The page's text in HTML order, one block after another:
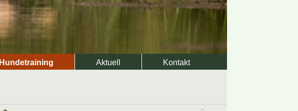
Hundetraining Aktuell Kontakt